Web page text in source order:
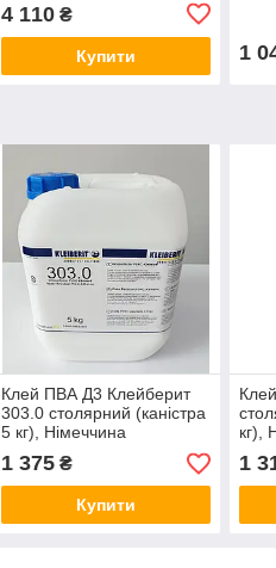
4 110₴
Купити 1
Клей ПВА Д3 Клейберит
303.0 столярний (каністра
5 кг), Німеччина
1 375₴
Купити
кг),
1